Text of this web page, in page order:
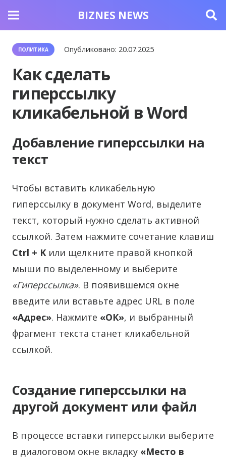
BIZNES NEWS
ПОЛИТИКА Опубликовано: 20.07.2025
Как сделать
гиперссылку
кликабельной в Word
Добавление гиперссылки на
текст
Чтобы вставить кликабельную
гиперссылку в документ Word, выделите
текст, который нужно сделать активной
ссылкой. Затем нажмите сочетание клавиш
Ctrl + K или щелкните правой кнопкой
мыши по выделенному и выберите
«Гиперссылка». В появившемся окне
введите или вставьте адрес URL в поле
«Адрес». Нажмите «ОК», и выбранный
фрагмент текста станет кликабельной
ссылкой.
Создание гиперссылки на
другой документ или файл
В процессе вставки гиперссылки выберите
в диалоговом окне вкладку «Место в